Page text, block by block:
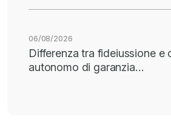
06/08/2026
Differenza tra fideiussione e
autonomo di garanzia…